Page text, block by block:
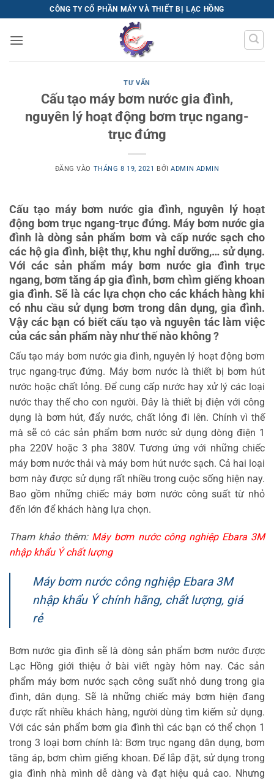
qua
nội
CÔNG TY CỔ PHẦN MÁY VÀ THIẾT BỊ LẠC HỒNG
TƯ VẤN
Cấu tạo máy bơm nước gia đình,
nguyên lý hoạt động bơm trục ngang-
trục đứng
ĐĂNG VÀO THÁNG 8 19, 2021 BỞIADMIN ADMIN
Cấu tạo máy bơm nước gia đình, nguyên lý hoạt
động bơm trục ngang-trục đứng. Máy bơm nước gia
đình là dòng sản phẩm bơm và cấp nước sạch cho
các hộ gia đình, biệt thự, khu nghỉ dưỡng,… sử dụng.
Với các sản phẩm máy bơm nước gia đình trục
ngang, bơm tăng áp gia đình, bơm chìm giếng khoan
gia đình. Sẽ là các lựa chọn cho các khách hàng khi
có nhu cầu sử dụng bơm trong dân dụng, gia đình.
Vậy các bạn có biết cấu tạo và nguyên tác làm việc
của các sản phẩm này như thế nào không ?
Cấu tạo máy bơm nước gia đình, nguyên lý hoạt động bơm
trục ngang-trục đứng. Máy bơm nước là thiết bị bơm hút
nước hoặc chất lỏng. Để cung cấp nước hay xử lý các loại
nước thay thế cho con người. Đây là thiết bị điện với công
dụng là bơm hút, đẩy nước, chất lỏng đi lên. Chính vì thế
mà sẽ có các sản phẩm bơm nước sử dụng dòng điện 1
pha 220V hoặc 3 pha 380V. Tương ứng với những chiếc
máy bơm nước thải và máy bơm hút nước sạch. Cả hai loại
bơm này được sử dụng rất nhiều trong cuộc sống hiện nay.
Bao gồm những chiếc máy bơm nước công suất từ nhỏ
đến lớn để khách hàng lựa chọn.
Tham khảo thêm: Máy bơm nước công nghiệp Ebara 3M
nhập khẩu Ý chất lượng
Máy bơm nước công nghiệp Ebara 3M
nhập khẩu Ý chính hãng, chất lượng, giá
rẻ
Bơm nước gia đình sẽ là dòng sản phẩm bơm nước được
Lạc Hồng giới thiệu ở bài viết ngày hôm nay. Các sản
phẩm máy bơm nước sạch công suất nhỏ dung trong gia
đình, dân dụng. Sẽ là những chiếc máy bơm hiện đang
được rất nhiều khách hàng, người dùng tìm kiếm sử dụng.
Với các sản phẩm bơm gia đình thì các bạn có thể chọn 1
trong 3 loại bơm chính là: Bơm trục ngang dân dụng, bơm
tăng áp, bơm chìm giếng khoan. Để lắp đặt, sử dụng trong
gia đình nhà mình dễ dàng và đạt hiệu quả cao. Nhưng